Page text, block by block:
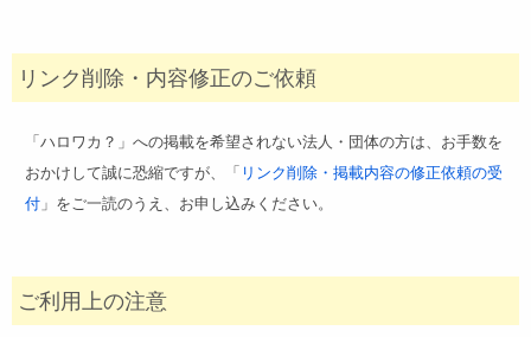
リンク削除・内容修正のご依頼
「ハロワカ？」への掲載を希望されない法人・団体の方は、お手数を
おかけして誠に恐縮ですが、「 リンク削除・掲載内容の修正依頼の受
付 」をご一読のうえ、お申し込みください。
ご利用上の注意